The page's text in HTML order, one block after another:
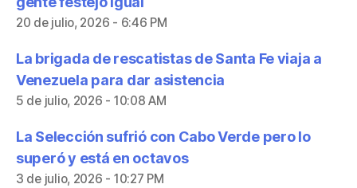
20 de julio, 2026 - 6:46 PM
La brigada de rescatistas de Santa Fe viaja a
Venezuela para dar asistencia
5 de julio, 2026 - 10:08 AM
La Selección sufrió con Cabo Verde pero lo
superó y está en octavos
3 de julio, 2026 - 10:27 PM